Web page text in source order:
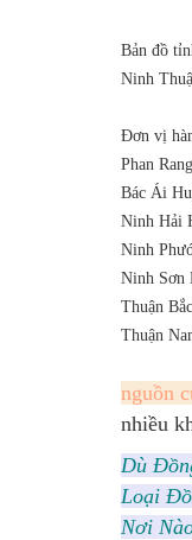
Bản đồ
Ninh
Ðơn vị
Phan
Bác Ái
Ninh Hải
Ninh
Ninh Sơn
Thuận Bắc
Thuận
nguồn
nhiều
Dù
Loại
Nơi